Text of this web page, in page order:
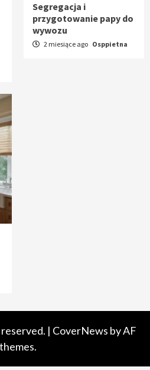
Segregacja i
przygotowanie papy do
wywozu
2 miesiące ago Osppietna
| CoverNews by AF
themes.